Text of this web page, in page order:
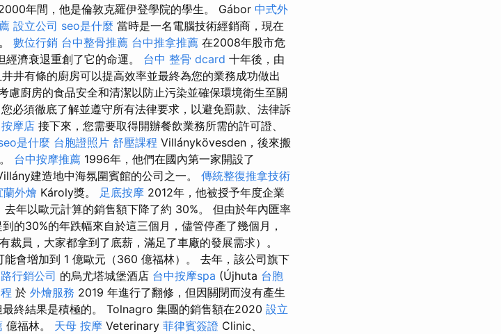
年間，他是倫敦克羅伊登學院的學生。 Gábor 中式外
設立公司 seo是什麼 當時是一名電腦技術經銷商，現在
數位行銷 台中整骨推薦 台中推拿推薦 在2008年股市危
濟衰退重創了它的命運。 台中 整骨 dcard 十年後，由
井有條的廚房可以提高效率並最終為您的業務成功做出
慮廚房的食品安全和清潔以防止污染並確保環境衛生至關
您必須徹底了解並遵守所有法律要求，以避免罰款、法律訴
摩店 接下來，您需要取得開辦餐飲業務所需的許可證、
是什麼 台胞證照片 舒壓課程 Villánykövesden，後來搬
台中按摩推薦 1996年，他們在國內第一家開設了
建造地中海氛圍賓館的公司之一。 傳統整復推拿技術
蘭外燴 Károly獎。 足底按摩 2012年，他被授予年度企業
年以歐元計算的銷售額下降了約 30%。 但由於年內匯率
的30%的年跌幅來自於這三個月，儘管停產了幾個月，
裁員，大家都拿到了底薪，滿足了車廠的發展需求）。
會增加到 1 億歐元（360 億福林）。 去年，該公司旗下
行銷公司 的烏尤塔城堡酒店 台中按摩spa (Újhuta 台胞
於 外燴服務 2019 年進行了翻修，但因關閉而沒有產生
終結果是積極的。 Tolnagro 集團的銷售額在2020 設立
億福林。 天母 按摩 Veterinary 菲律賓簽證 Clinic、